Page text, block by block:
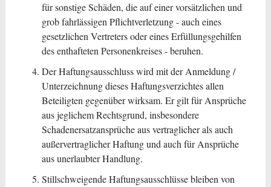
für sonstige Schäden, die auf einer vorsätzlichen und
grob fahrlässigen Pflichtverletzung - auch eines
gesetzlichen Vertreters oder eines Erfüllungsgehilfen
des enthafteten Personenkreises - beruhen.
Der Haftungsausschluss wird mit der Anmeldung /
Unterzeichnung dieses Haftungsverzichtes allen
Beteiligten gegenüber wirksam. Er gilt für Ansprüche
aus jeglichem Rechtsgrund, insbesondere
Schadenersatzansprüche aus vertraglicher als auch
außervertraglicher Haftung und auch für Ansprüche
aus unerlaubter Handlung.
Stillschweigende Haftungsausschlüsse bleiben von